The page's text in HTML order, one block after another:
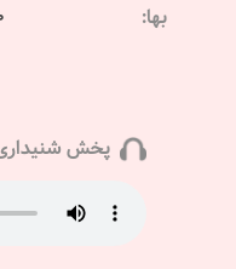
بها:
پخش